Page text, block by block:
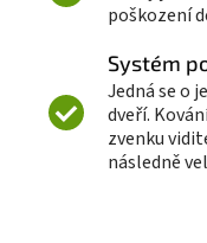
poškození
Systém
Jedná se o
dveří.
zvenku
následně